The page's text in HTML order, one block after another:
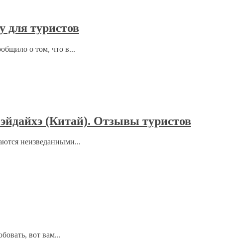
для туристов
о том, что в...
(Китай). Отзывы туристов
неизведанными...
вот вам...